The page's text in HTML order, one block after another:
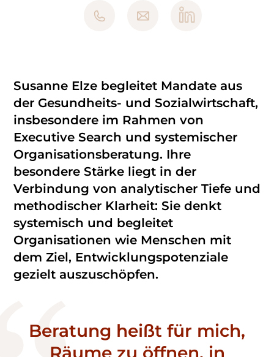
Susanne Elze begleitet Mandate aus
der Gesundheits- und Sozialwirtschaft,
insbesondere im Rahmen von
Executive Search und systemischer
Organisationsberatung. Ihre
besondere Stärke liegt in der
Verbindung von analytischer Tiefe und
methodischer Klarheit: Sie denkt
systemisch und begleitet
Organisationen wie Menschen mit
dem Ziel, Entwicklungspotenziale
gezielt auszuschöpfen.
Beratung heißt für mich,
Räume zu öffnen, in